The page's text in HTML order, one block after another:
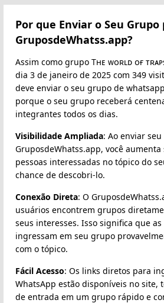
Por que Enviar o Seu Grupo
GruposdeWhatss.app?
Assim como grupo Tʜᴇ ᴡᴏʀʟᴅ ᴏғ
dia 3 de janeiro de 2025 com 349
deve enviar o seu grupo de
porque o seu grupo receberá
integrantes todos os dias.
Visibilidade Ampliada: Ao enviar
GruposdeWhatss.app, você
pessoas interessadas no tópico do
chance de descobri-lo.
Conexão Direta: O
usuários encontrem grupos
seus interesses. Isso significa que
ingressam em seu grupo
com o tópico.
Fácil Acesso: Os links diretos para
WhatsApp estão disponíveis no site,
de entrada em um grupo rápido e